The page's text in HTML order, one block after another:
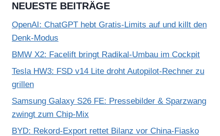
NEUESTE BEITRÄGE
OpenAI: ChatGPT hebt Gratis-Limits auf und killt den
Denk-Modus
BMW X2: Facelift bringt Radikal-Umbau im Cockpit
Tesla HW3: FSD v14 Lite droht Autopilot-Rechner zu
grillen
Samsung Galaxy S26 FE: Pressebilder & Sparzwang
zwingt zum Chip-Mix
BYD: Rekord-Export rettet Bilanz vor China-Fiasko